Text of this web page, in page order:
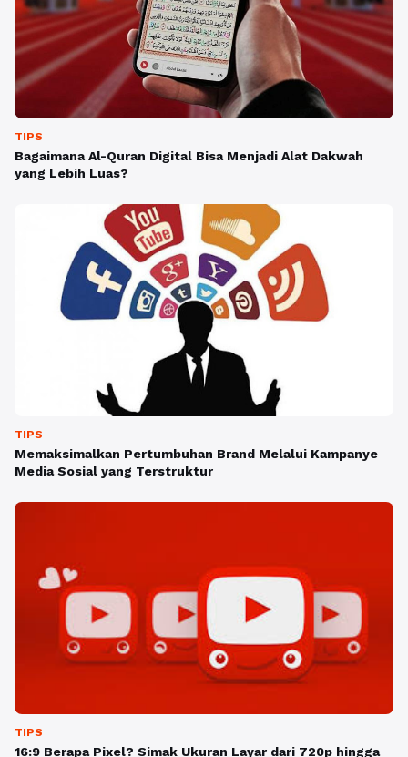
TIPS
Bagaimana Al-Quran Digital Bisa Menjadi Alat Dakwah
yang Lebih Luas?
TIPS
Memaksimalkan Pertumbuhan Brand Melalui Kampanye
Media Sosial yang Terstruktur
TIPS
16:9 Berapa Pixel? Simak Ukuran Layar dari 720p hingga